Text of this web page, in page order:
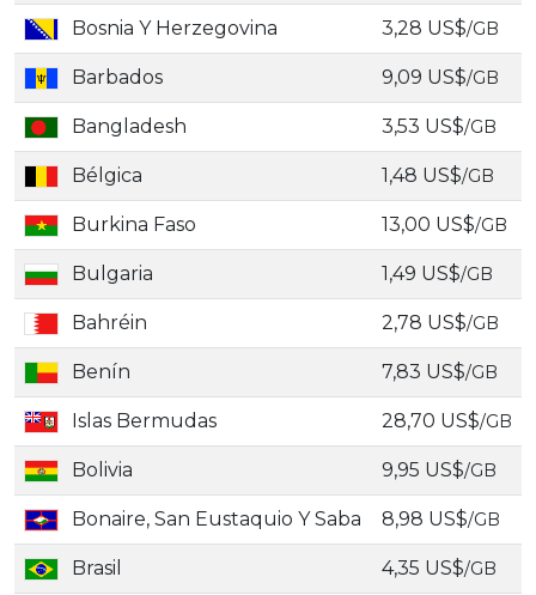
Bosnia Y Herzegovina 3,28 US$/GB
Barbados 9,09 US$/GB
Bangladesh 3,53 US$/GB
Bélgica 1,48 US$/GB
Burkina Faso 13,00 US$/GB
Bulgaria 1,49 US$/GB
Bahréin 2,78 US$/GB
Benín 7,83 US$/GB
Islas Bermudas 28,70 US$/GB
Bolivia 9,95 US$/GB
Bonaire, San Eustaquio Y Saba 8,98 US$/GB
Brasil 4,35 US$/GB